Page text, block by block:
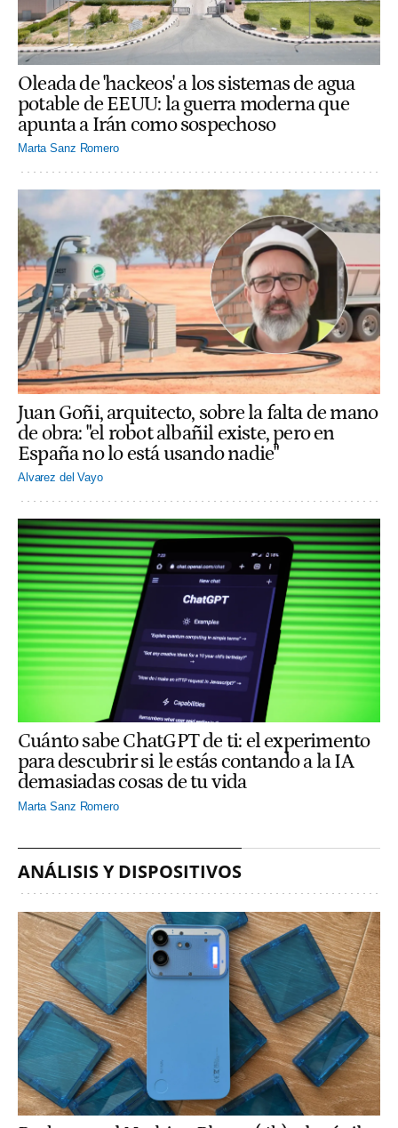
Oleada de 'hackeos' a los sistemas de agua
potable de EEUU: la guerra moderna que
apunta a Irán como sospechoso
Marta Sanz Romero
Juan Goñi, arquitecto, sobre la falta de mano
de obra: "el robot albañil existe, pero en
España no lo está usando nadie"
Alvarez del Vayo
Cuánto sabe ChatGPT de ti: el experimento
para descubrir si le estás contando a la IA
demasiadas cosas de tu vida
Marta Sanz Romero
ANÁLISIS Y DISPOSITIVOS